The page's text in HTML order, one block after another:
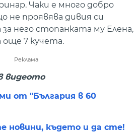
Чаки е много добро
не проявява дивия си
за него стопанката му Елена,
още 7 кучета.
Реклама
видеото
от "България в 60
новини, където и да сте!